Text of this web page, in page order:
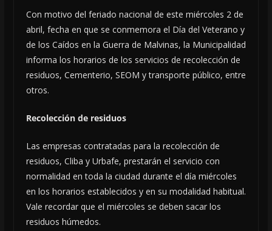
Con motivo del feriado nacional de este miércoles 2 de
abril, fecha en que se conmemora el Día del Veterano y
de los Caídos en la Guerra de Malvinas, la Municipalidad
informa los horarios de los servicios de recolección de
residuos, Cementerio, SEOM y transporte público, entre
otros.
Recolección de residuos
Las empresas contratadas para la recolección de
residuos, Cliba y Urbafe, prestarán el servicio con
normalidad en toda la ciudad durante el día miércoles
en los horarios establecidos y en su modalidad habitual.
Vale recordar que el miércoles se deben sacar los
residuos húmedos.